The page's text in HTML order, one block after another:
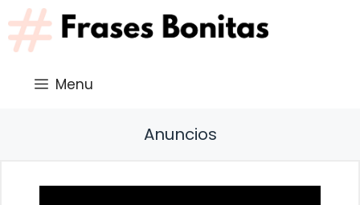
Saltar
al
contenido
Menu
Anuncios